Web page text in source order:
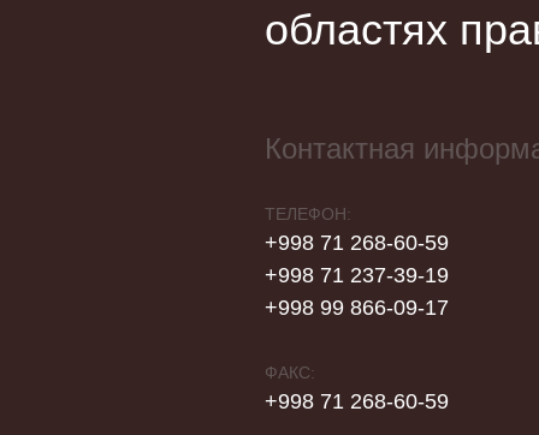
областях
Контактная
ТЕЛЕФОН:
+998 71 268-60-59
+998 71 237-39-19
+998 99 866-09-17
ФАКС:
+998 71 268-60-59